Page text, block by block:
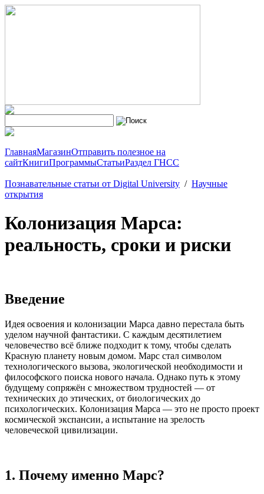
ГлавнаяМагазинОтправить полезное на
сайтКнигиПрограммыСтатьиРаздел ГНСС
Познавательные статьи от Digital University / Научные
открытия
Колонизация Марса:
реальность, сроки и риски
Введение
Идея освоения и колонизации Марса давно перестала быть
уделом научной фантастики. С каждым десятилетием
человечество всё ближе подходит к тому, чтобы сделать
Красную планету новым домом. Марс стал символом
технологического вызова, экологической необходимости и
философского поиска нового начала. Однако путь к этому
будущему сопряжён с множеством трудностей — от
технических до этических, от биологических до
психологических. Колонизация Марса — это не просто проект
космической экспансии, а испытание на зрелость
человеческой цивилизации.
1. Почему именно Марс?